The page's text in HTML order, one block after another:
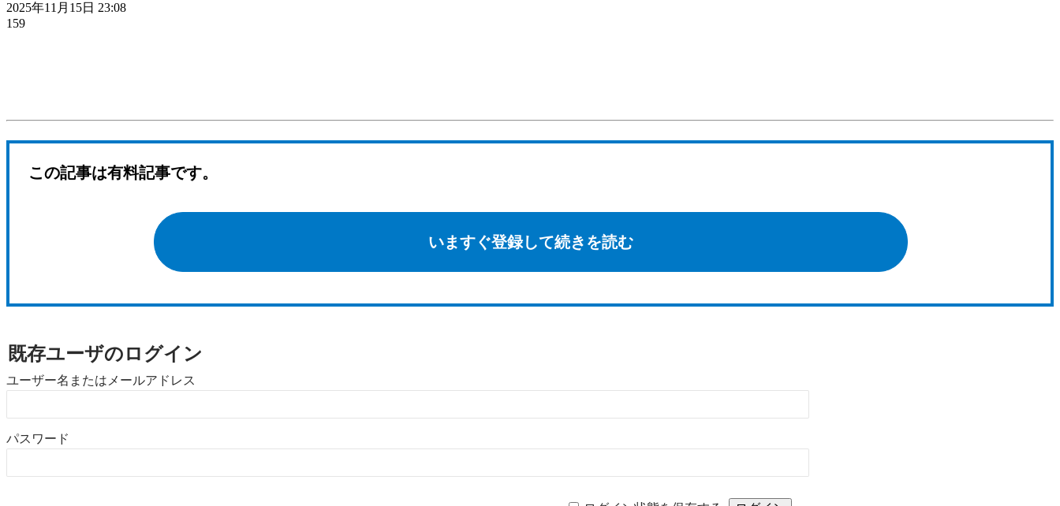
2025年11月15日 23:08
159
この記事は有料記事です。
いますぐ登録して続きを読む
既存ユーザのログイン
ユーザー名またはメールアドレス
パスワード